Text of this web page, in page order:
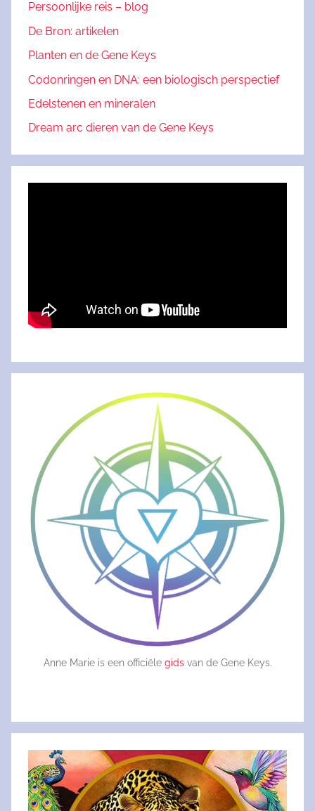
Persoonlijke reis – blog
De Bron: artikelen
Planten en de Gene Keys
Codonringen en DNA: een biologisch perspectief
Edelstenen en mineralen
Dream arc dieren van de Gene Keys
Anne Marie is een officiële gidsvan de Gene Keys.